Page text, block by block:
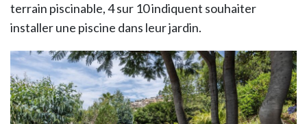
terrain piscinable, 4 sur 10 indiquent souhaiter
installer une piscine dans leur jardin.